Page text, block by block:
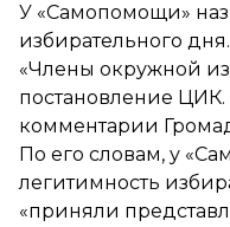
У «Самопомощи»
избирательного дня.
«Члены окружной
постановление ЦИК.
комментарии
По его словам, у
легитимность
«приняли